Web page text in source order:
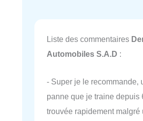
Liste des commentaires
Automobiles S.A.D :
- Super je le recommande,
panne que je traine depuis
trouvée rapidement malgré